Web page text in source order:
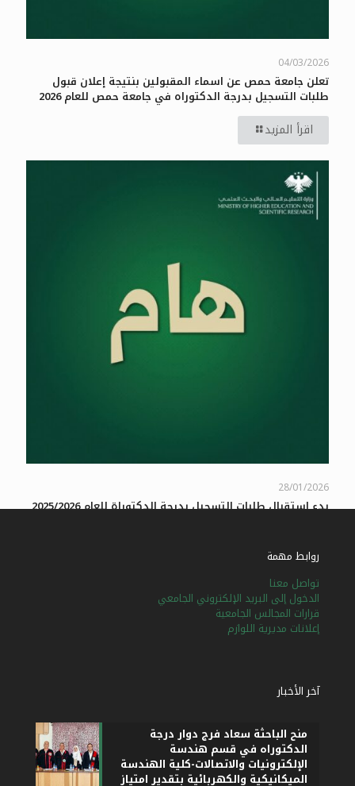
04/03/2026
تعلن جامعة حمص عن اسماء المقبولين بنتيجة إعلان قبول
طلبات التسجيل بدرجة الدكتوراه في جامعة حمص للعام 2026
اقرأ المزيد
28/01/2026
بدء استقبال طلبات التسجيل بدرجة الدكتوراة للعام 2025/2026
اقرأ المزيد
روابط مهمة
تواصل معنا
الدخول إلى البريد الإلكتروني الجامعي
قرارات المجالس الجامعية
إعلانات مديرية اللوازم
آخر الأخبار
منح الباحثة سعاد فرج دوار درجة
الدكتوراه في قسم هندسة
الإلكترونيات والاتصالات-كلية الهندسة
الميكانيكية والكهربائية بتقدير امتياز
العربية English